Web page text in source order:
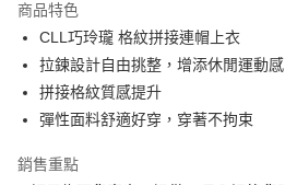
合作金庫商業銀行
華南商業銀行
上海商業儲蓄銀行
台
國泰世華商業銀行
臺灣中小企業銀行
聯邦商業銀行
元大商業銀行
永
超商取貨付款
LINE Pay
Apple Pay
商品特色
CLL巧玲瓏 格紋拼接連帽上衣
拉鍊設計自由挑整，增添休閒運動感
拼接格紋質感提升
彈性面料舒適好穿，穿著不拘束
銷售重點